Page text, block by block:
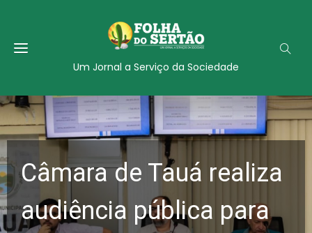
Um Jornal a Serviço da Sociedade
Câmara de Tauá realiza
audiência pública para